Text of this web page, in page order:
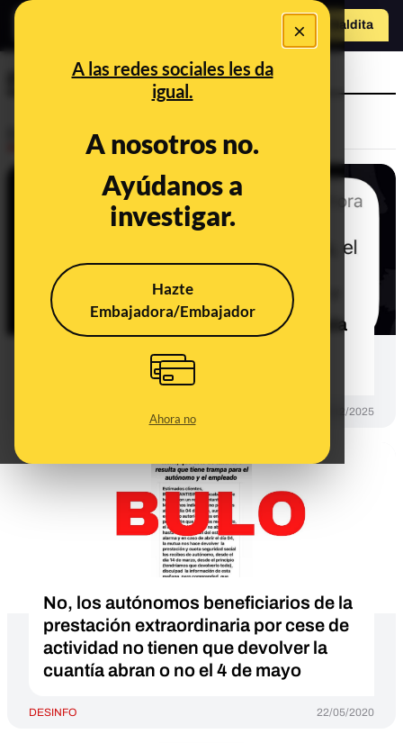
×
A las redes sociales les da
igual.
A nosotros no.
Ayúdanos a
investigar.
Hazte
Embajadora/Embajador
Ahora no
Hazte Maldita
pymes
VERDADERO
El Gobierno retrasa a 2027 la entrada
pymes y autónomos
03/12/2025
No, los autónomos beneficiarios de la
prestación extraordinaria por cese de
actividad no tienen que devolver la
cuantía abran o no el 4 de mayo
DESINFO 22/05/2020